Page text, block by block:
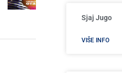
Sjaj Jugo
VIŠE INFO